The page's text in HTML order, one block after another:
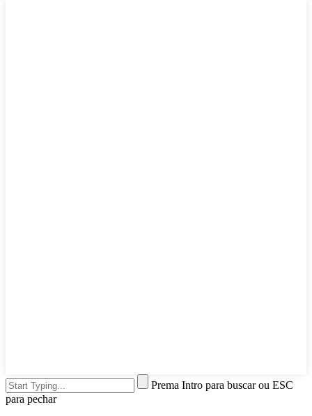
Prema Intro para buscar ou ESC
para pechar